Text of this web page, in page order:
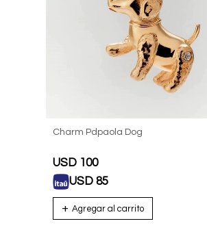
Charm Pdpaola Dog
USD 100
USD 85